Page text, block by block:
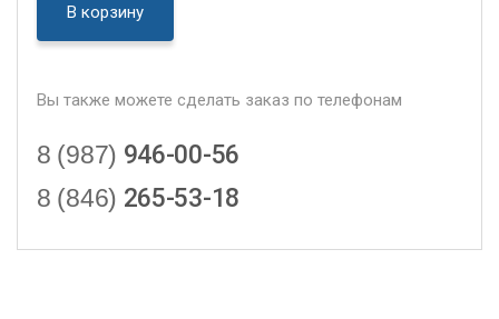
В корзину
Вы также можете сделать заказ по телефонам
8 (987) 946-00-56
8 (846) 265-53-18